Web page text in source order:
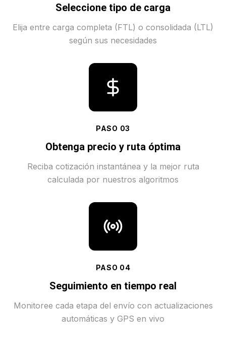
Seleccione tipo de carga
Elija entre carga completa (FTL) o consolidada (LTL)
según sus necesidades
PASO 03
Obtenga precio y ruta óptima
Reciba cotización instantánea y la mejor ruta
calculada por nuestros algoritmos
PASO 04
Seguimiento en tiempo real
Monitoree cada etapa del envío con actualizaciones
automáticas y GPS en vivo